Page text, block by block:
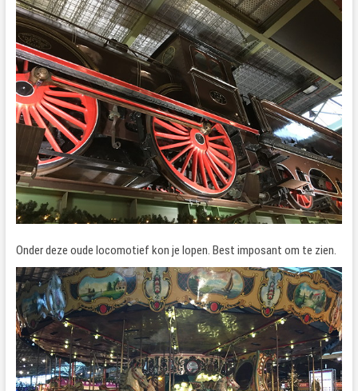
Onder deze oude locomotief kon je lopen. Best imposant om te zien.